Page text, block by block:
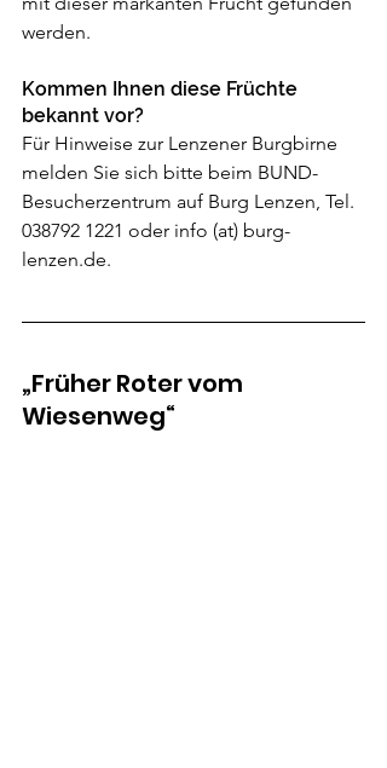
werden.
Kommen Ihnen diese Früchte
bekannt vor?
Für Hinweise zur Lenzener Burgbirne
melden Sie sich bitte beim BUND-
Besucherzentrum auf Burg Lenzen, Tel.
038792 1221 oder info (at) burg-
lenzen.de.
„Früher Roter vom
Wiesenweg“